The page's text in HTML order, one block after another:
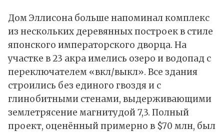
Дом Эллисона больше напоминал комплекс
из нескольких деревянных построек в стиле
японского императорского дворца. На
участке в 23 акра имелись озеро и водопад с
переключателем «вкл/выкл». Все здания
строились без единого гвоздя и с
глинобитными стенами, выдерживающими
землетрясение магнитудой 7,3. Полный
проект, оценённый примерно в $70 млн, был